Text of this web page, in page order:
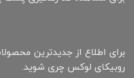
برای اطلاع از جدیدترین
روبیکای لوکس چری شوید.